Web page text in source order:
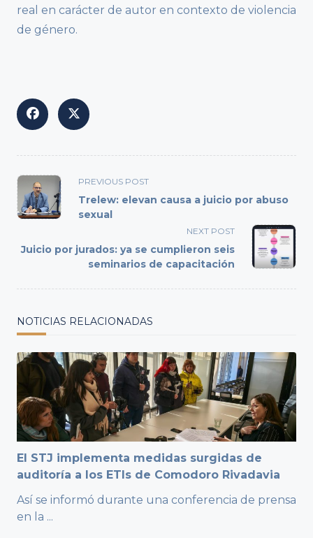
real en carácter de autor en contexto de violencia
de género.
<span
class="nav-
subtitle
reader-
text">Page</span>
PREVIOUS POST
Trelew: elevan causa a juicio por abuso
sexual
NEXT POST
Juicio por jurados: ya se cumplieron seis
seminarios de capacitación
NOTICIAS RELACIONADAS
El STJ implementa medidas surgidas de
auditoría a los ETIs de Comodoro Rivadavia
Así se informó durante una conferencia de prensa
en la ...